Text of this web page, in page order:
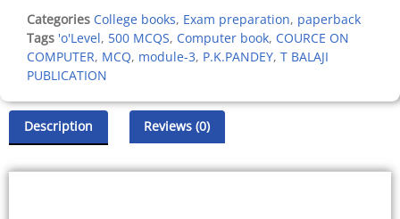
Categories College books, Exam preparation, paperback
Tags 'o'Level, 500 MCQS, Computer book, COURCE ON
COMPUTER, MCQ, module-3, P.K.PANDEY, T BALAJI
PUBLICATION
Description Reviews (0)